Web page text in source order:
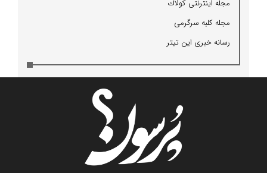
مجله اینترنتی كولاك
مجله كلبه سرگرمی
رسانه خبری این تیتر